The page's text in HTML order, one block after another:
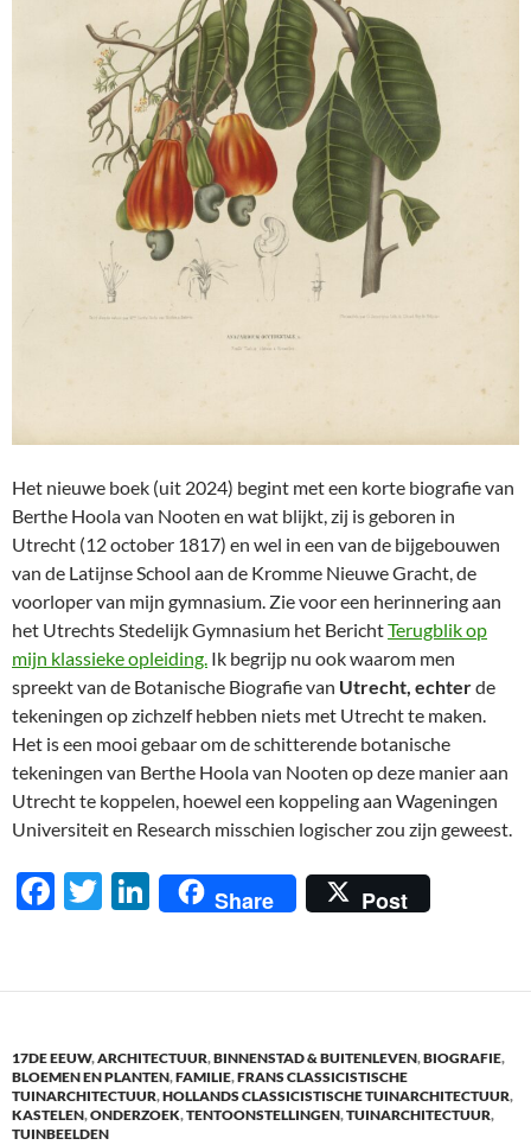
Het nieuwe boek (uit 2024) begint met een korte biografie van
Berthe Hoola van Nooten en wat blijkt, zij is geboren in
Utrecht (12 october 1817) en wel in een van de bijgebouwen
van de Latijnse School aan de Kromme Nieuwe Gracht, de
voorloper van mijn gymnasium. Zie voor een herinnering aan
het Utrechts Stedelijk Gymnasium het BerichtTerugblik op
mijn klassieke opleiding. Ik begrijp nu ook waarom men
spreekt van de Botanische Biografie van Utrecht, echterde
tekeningen op zichzelf hebben niets met Utrecht te maken.
Het is een mooi gebaar om de schitterende botanische
tekeningen van Berthe Hoola van Nooten op deze manier aan
Utrecht te koppelen, hoewel een koppeling aan Wageningen
Universiteit en Research misschien logischer zou zijn geweest.
F
b
o
o
k
T
er
Li
e
dI
n
Share Post
17DE EEUW,ARCHITECTUUR,BINNENSTAD & BUITENLEVEN,BIOGRAFIE,
BLOEMEN EN PLANTEN,FAMILIE,FRANS CLASSICISTISCHE
TUINARCHITECTUUR,HOLLANDS CLASSICISTISCHE TUINARCHITECTUUR,
KASTELEN,ONDERZOEK,TENTOONSTELLINGEN,TUINARCHITECTUUR,
TUINBEELDEN